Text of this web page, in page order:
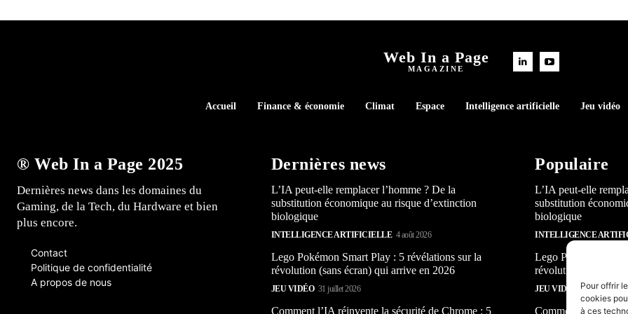
Pour offrir
cookies
à ces
Web In a Page
MAGAZINE
Accueil Finance & économie Climat Espace Intelligence artificielle Jeu vidéo
® Web In a Page 2025
Dernières news dans les domaines du
Gaming, de la Tech, du Hardware et bien
plus encore.
Contact
Politique de confidentialité
A propos de nous
Dernières news
L’IA peut-elle remplacer l’homme ? De la
substitution économique au risque d’extinction
biologique
INTELLIGENCE ARTIFICIELLE 4 août 2026
Lego Pokémon Smart Play : 5 révélations sur la
révolution (sans écran) qui arrive en 2026
JEU VIDÉO 31 juillet 2026
Comment l’IA réinvente la sécurité de Chrome : 5
Populaire
L’IA peut-elle
substitution
biologique
INTELLIGENCE
Lego Pokémon
révolution (sans
JEU VIDÉO 31 juillet 2026
Comment l’IA